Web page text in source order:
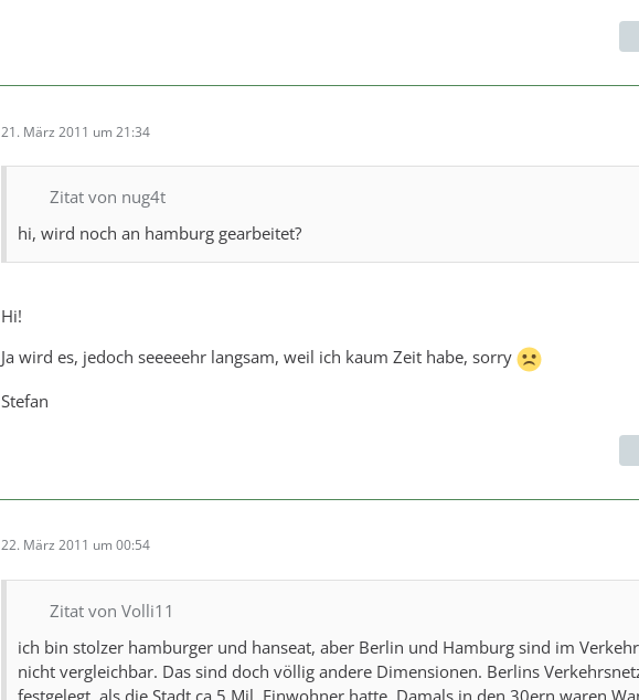
21. März 2011 um 21:34
Zitat von nug4t
hi, wird noch an hamburg gearbeitet?
Hi!
Ja wird es, jedoch seeeeehr langsam, weil ich kaum Zeit habe, sorry
Stefan
22. März 2011 um 00:54
Zitat von Volli11
ich bin stolzer hamburger und hanseat, aber Berlin und Hamburg sind im
nicht vergleichbar. Das sind doch völlig andere Dimensionen. Berlins
festgelegt, als die Stadt ca 5 Mil. Einwohner hatte. Damals in den 30ern waren